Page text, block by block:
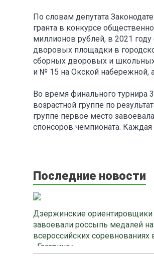
По словам депутата
гранта в конкурсе
миллионов рублей, в 2021
дворовых площадки в
сборных дворовых и
и № 15 на Окской набережной,
Во время финального турнира
возрастной группе по
группе первое место
спонсоров чемпионата.
Последние новости
Дзержинские ориентировщики
завоевали россыпь медалей на
всероссийских соревнованиях
«Гагарино»